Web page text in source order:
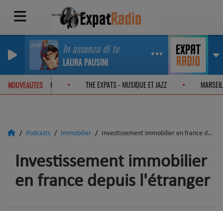
In assenza di te
LAURA PAUSINI
NOUVEAUTES
- ON THE JAZZ ROAD THE EXPATS - MUSIQUE ET JAZZ
Podcasts Immobilier Investissement immobilier en france depuis l'étranger
Investissement immobilier
en france depuis l'étranger